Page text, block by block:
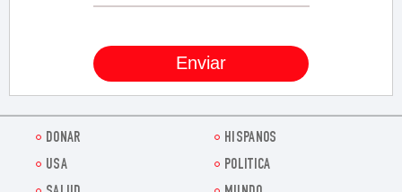
DONAR
HISPANOS
USA
POLITICA